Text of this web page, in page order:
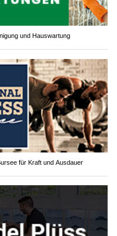
und Hauswartung
für Kraft und Ausdauer